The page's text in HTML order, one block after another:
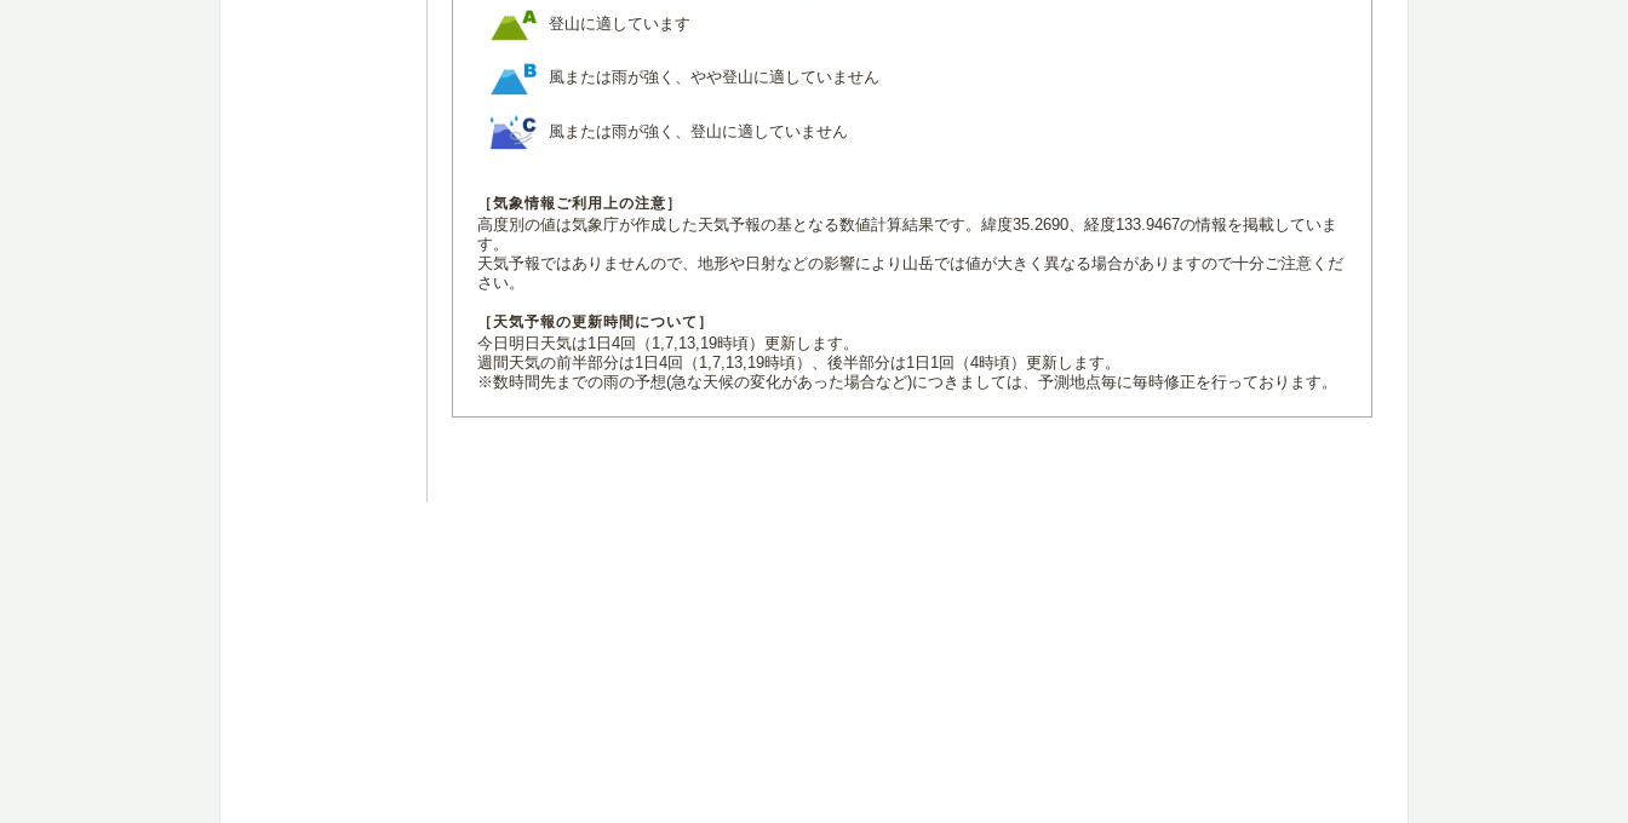
登山に適しています
風または雨が強く、やや登山に適していません
風または雨が強く、登山に適していません
［気象情報ご利用上の注意］
高度別の値は気象庁が作成した天気予報の基となる数値計算結果です。緯度35.2690、経度133.9467の情報を掲載していま
す。
天気予報ではありませんので、地形や日射などの影響により山岳では値が大きく異なる場合がありますので十分ご注意くだ
さい。
［天気予報の更新時間について］
今日明日天気は1日4回（1,7,13,19時頃）更新します。
週間天気の前半部分は1日4回（1,7,13,19時頃）、後半部分は1日1回（4時頃）更新します。
※数時間先までの雨の予想(急な天候の変化があった場合など)につきましては、予測地点毎に毎時修正を行っております。